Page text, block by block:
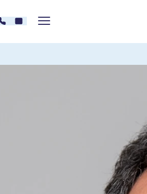
- 26478607
Kontakt
Menü zeigen/verstecken
der Oberberg Fachklinik Potsdam
für das Fach Psychiatrie und
an der Health and Medical University